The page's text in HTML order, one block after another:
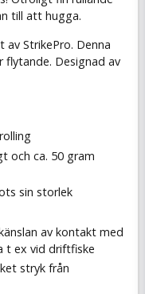
till att hugga.
av StrikePro. Denna
flytande. Designad av
och ca. 50 gram
sin storlek
av kontakt med
t ex vid driftfiske
stryk från